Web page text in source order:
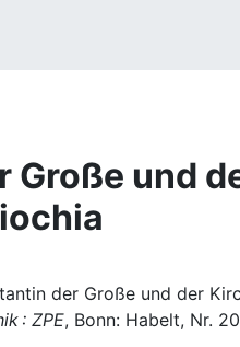
Große und
der Große und der
: ZPE, Bonn: Habelt, Nr.